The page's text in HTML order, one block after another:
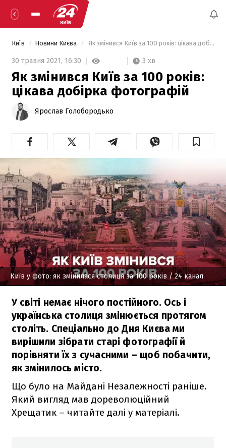
Київ Новини Києва Як змінився Київ за 100 років: цікава добірка фотографій
30 травня 2021, 16:30 3 хв
Як змінився Київ за 100 років:
цікава добірка фотографій
Ярослав Голобородько
Київ у фото: як змінилася столиця за 100 років/ 24 канал
У світі немає нічого постійного. Ось і
українська столиця змінюється протягом
століть. Спеціально до Дня Києва ми
вирішили зібрати старі фотографії й
порівняти їх з сучасними – щоб побачити,
як змінилось місто.
Що було на Майдані Незалежності раніше.
Який вигляд мав дореволюційний
Хрещатик – читайте далі у матеріалі.